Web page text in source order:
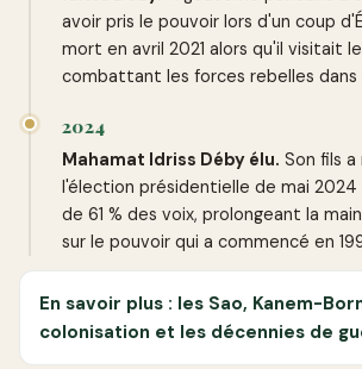
avoir pris le pouvoir lors d'un coup
mort en avril 2021 alors qu'il visitait
combattant les forces rebelles dans
2024
Mahamat Idriss Déby élu. Son fils a
l'élection présidentielle de mai 2024
de 61 % des voix, prolongeant la
sur le pouvoir qui a commencé en
En savoir plus : les Sao, Kanem-
colonisation et les décennies de